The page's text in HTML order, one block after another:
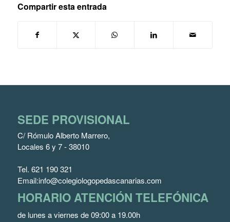
Compartir esta entrada
SEDE PROVISIONAL
C/ Rómulo Alberto Marrero,
Locales 6 y 7 - 38010
Tel. 621 190 321
Email:info@colegiologopedascanarias.com
HORARIO ATENCIÓN TELEFÓNICA
de lunes a viernes de 09:00 a 19.00h